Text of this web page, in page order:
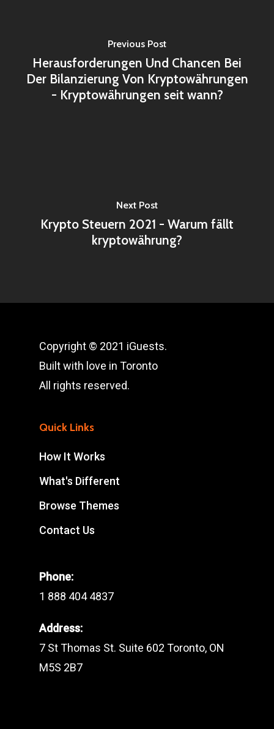
Previous Post
Herausforderungen Und Chancen Bei
Der Bilanzierung Von Kryptowährungen
- Kryptowährungen seit wann?
Next Post
Krypto Steuern 2021 - Warum fällt
kryptowährung?
Copyright © 2021 iGuests.
Built with love in Toronto
All rights reserved.
Quick Links
How It Works
What's Different
Browse Themes
Contact Us
Phone:
1 888 404 4837
Address:
7 St Thomas St. Suite 602 Toronto, ON
M5S 2B7